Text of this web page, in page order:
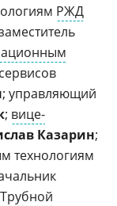
РЖД
; управляющий
; вице-
Казарин;
технологиям